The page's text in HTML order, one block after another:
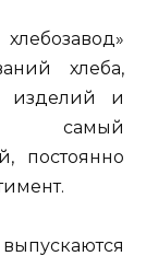
хлеба,
изделий и
самый
постоянно